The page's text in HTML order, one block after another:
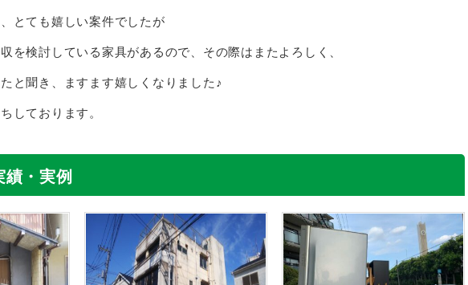
とても嬉しい案件でしたが
を検討している家具があるので、その際はまたよろしく、
と聞き、ますます嬉しくなりました♪
しております。
・実例